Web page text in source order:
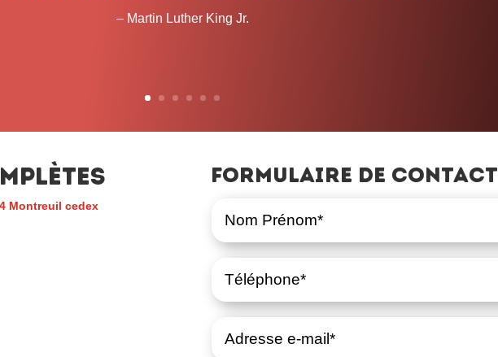
– Martin Luther King Jr.
Montreuil cedex
Formulaire de contact